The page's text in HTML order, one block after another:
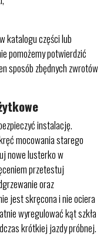
katalogu części lub
pomożemy potwierdzić
sposób zbędnych zwrotów
instalację.
mocowania starego
nowe lusterko w
przetestuj
oraz
jest skręcona i nie ociera
wyregulować kąt szkła
krótkiej jazdy próbnej.